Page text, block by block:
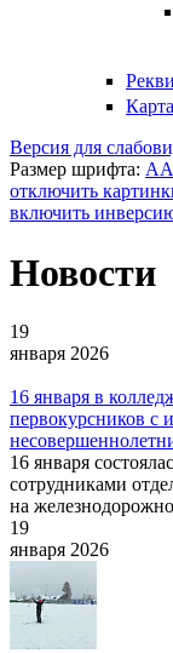
Версия для
Размер шрифта: AA
отключить
включить
Новости
19
января 2026
16 января в
первокурсников с
16 января
сотрудниками
на
19
января 2026